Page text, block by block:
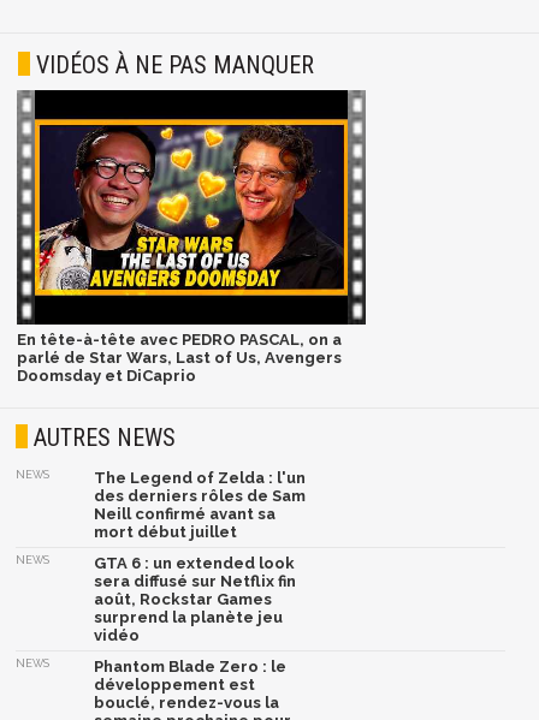
VIDÉOS À NE PAS MANQUER
En tête-à-tête avec PEDRO PASCAL, on a
parlé de Star Wars, Last of Us, Avengers
Doomsday et DiCaprio
AUTRES NEWS
NEWS
The Legend of Zelda : l'un
des derniers rôles de Sam
Neill confirmé avant sa
mort début juillet
NEWS
GTA 6 : un extended look
sera diffusé sur Netflix fin
août, Rockstar Games
surprend la planète jeu
vidéo
NEWS
Phantom Blade Zero : le
développement est
bouclé, rendez-vous la